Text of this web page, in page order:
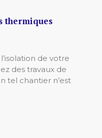
thermiques
de votre
des travaux de
tel chantier n’est